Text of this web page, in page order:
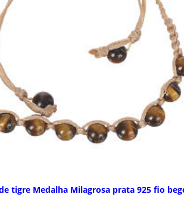
tigre Medalha Milagrosa prata 925 fio